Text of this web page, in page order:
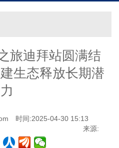
旅迪拜站圆满结
生态释放长期潜
力
时间:2025-04-30 15:13
来源: